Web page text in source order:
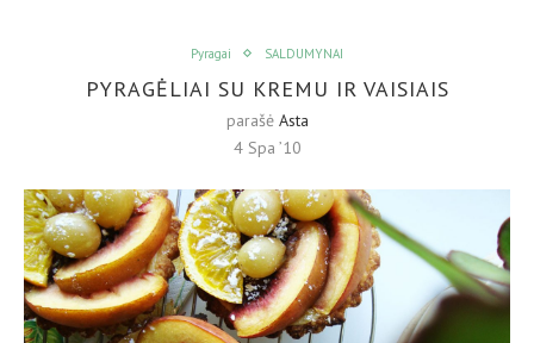
Pyragai SALDUMYNAI
PYRAGĖLIAI SU KREMU IR VAISIAIS
parašė Asta
4 Spa ’10